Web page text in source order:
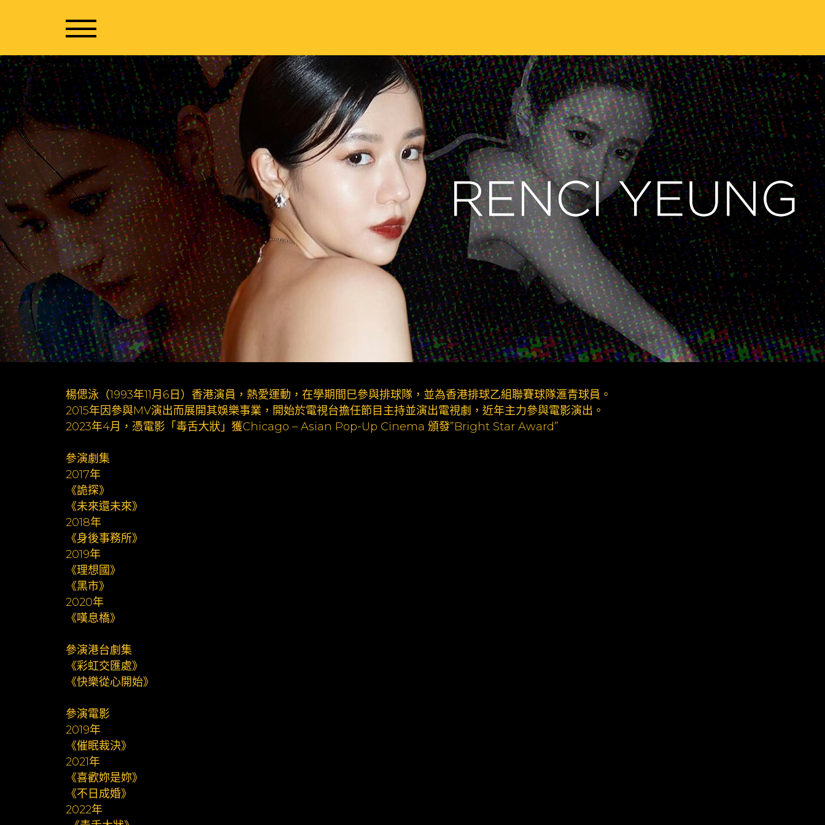
楊偲泳（1993年11月6日）香港演員，熱愛運動，在學期間巳參與排球隊，並為香港排球乙組聯賽球隊滙青球員。
2015年因參與MV演出而展開其娛樂事業，開始於電視台擔任節目主持並演出電視劇，近年主力參與電影演出。
2023年4月，憑電影「毒舌大狀」獲Chicago – Asian Pop-Up Cinema 頒發”Bright Star Award”
參演劇集
2017年
《詭探》
《未來還未來》
2018年
《身後事務所》
2019年
《理想國》
《黑市》
2020年
《嘆息橋》
參演港台劇集
《彩虹交匯處》
《快樂從心開始》
參演電影
2019年
《催眠裁決》
2021年
《喜歡妳是妳》
《不日成婚》
2022年